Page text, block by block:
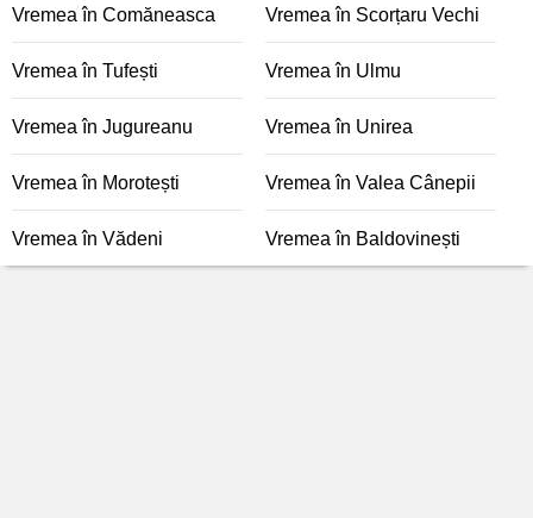
Vremea în Comăneasca Vremea în Scorțaru Vechi
Vremea în Tufești Vremea în Ulmu
Vremea în Jugureanu Vremea în Unirea
Vremea în Morotești Vremea în Valea Cânepii
Vremea în Vădeni Vremea în Baldovinești